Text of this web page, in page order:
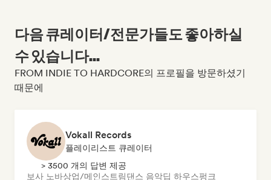
다음 큐레이터/전문가들도 좋아하실
수 있습니다...
FROM INDIE TO HARDCORE의 프로필을 방문하셨기
때문에
Vokall Records
플레이리스트 큐레이터
> 3500 개의 답변 제공
보사 노바상업/메인스트림댄스 음악딥 하우스펑크